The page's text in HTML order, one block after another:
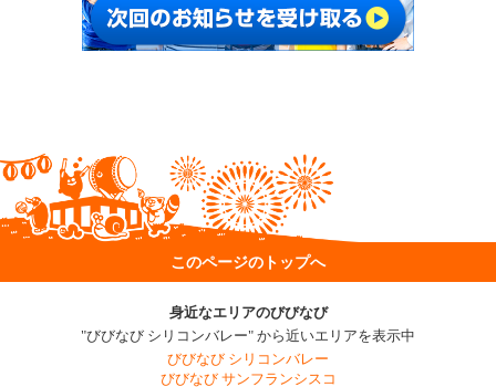
このページのトップへ
身近なエリアのびびなび
"びびなび シリコンバレー" から近いエリアを表示中
びびなび シリコンバレー
びびなび サンフランシスコ